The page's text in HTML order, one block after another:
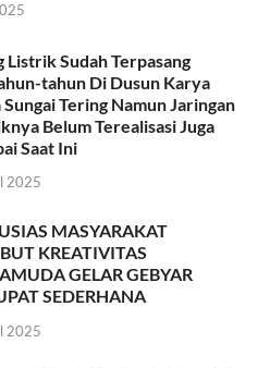
Listrik Sudah Terpasang
tahun Di Dusun Karya
Sungai Tering Namun Jaringan
Belum Terealisasi Juga
Saat Ini
2025
MASYARAKAT
KREATIVITAS
GELAR GEBYAR
SEDERHANA
2025